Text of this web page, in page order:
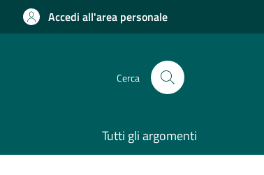
Accedi all'area personale
Cerca
Tutti gli argomenti